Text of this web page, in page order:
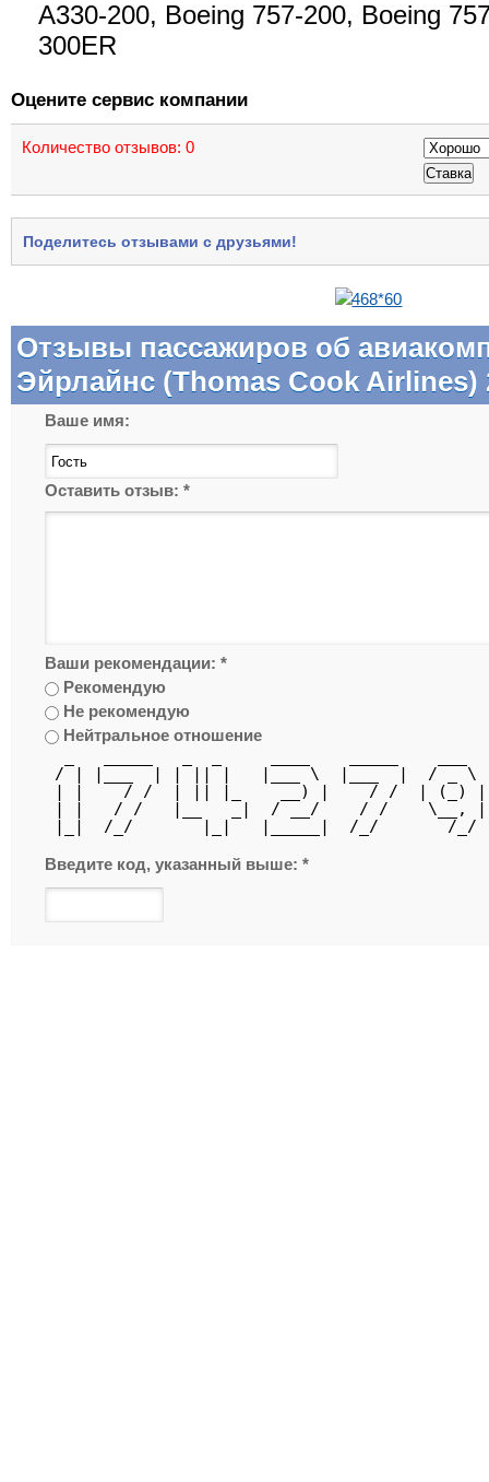
A330-200, Boeing 757-200, Boeing
300ER
Оцените сервис компании
Количество отзывов: 0
Поделитесь отзывами с друзьями!
Отзывы пассажиров об
Эйрлайнс (Thomas Cook Airlines)
Ваше имя:
Оставить отзыв: *
Ваши рекомендации: *
Рекомендую
Не рекомендую
Нейтральное отношение
/ | |___  | | || |   |___ \  |___  |  / _ \
| |    / /  | || |_    __) |    / /  | (_) |
| |   / /   |__   _|  / __/    / /    \__, |
|_|  /_/       |_|   |_____|  /_/       /_/
Введите код, указанный выше: *